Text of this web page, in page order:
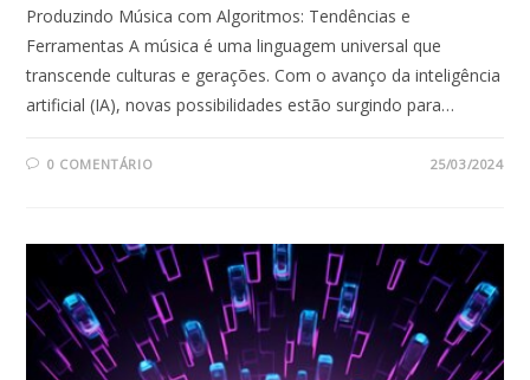
Produzindo Música com Algoritmos: Tendências e
Ferramentas A música é uma linguagem universal que
transcende culturas e gerações. Com o avanço da inteligência
artificial (IA), novas possibilidades estão surgindo para…
0 COMENTÁRIO 25/03/2024